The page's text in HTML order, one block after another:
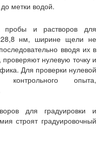
метки водой.
пробы и растворов для
нм, ширине щели не
вводя их в
нулевую точку и
Для проверки нулевой
опыта,
для градуировки и
строят градуировочный